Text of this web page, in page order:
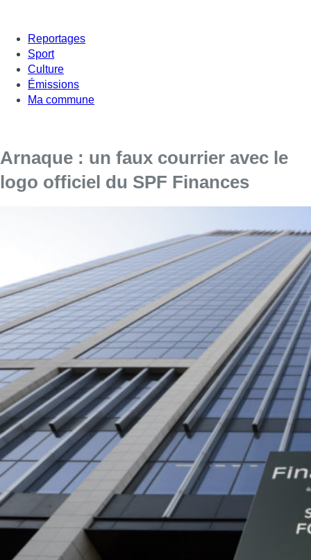
Reportages
Sport
Culture
Émissions
Ma commune
Arnaque : un faux courrier avec le
logo officiel du SPF Finances